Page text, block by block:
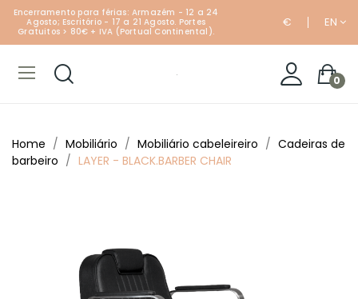
Encerramento para férias: Armazém - 12 a 24
Agosto; Escritório - 17 a 21 Agosto. Portes
Gratuitos > 80€ + IVA (Portual Continental).
€ EN
0
Home Mobiliário Mobiliário cabeleireiro
Cadeiras de
barbeiro
LAYER - BLACK.BARBER CHAIR